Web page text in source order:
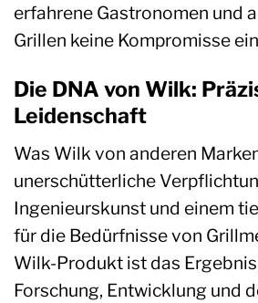
erfahrene Gastronomen und
Grillen keine Kompromisse
Die DNA von Wilk:
Leidenschaft
Was Wilk von anderen
unerschütterliche
Ingenieurskunst und einem
für die Bedürfnisse von
Wilk-Produkt ist das
Forschung, Entwicklung und